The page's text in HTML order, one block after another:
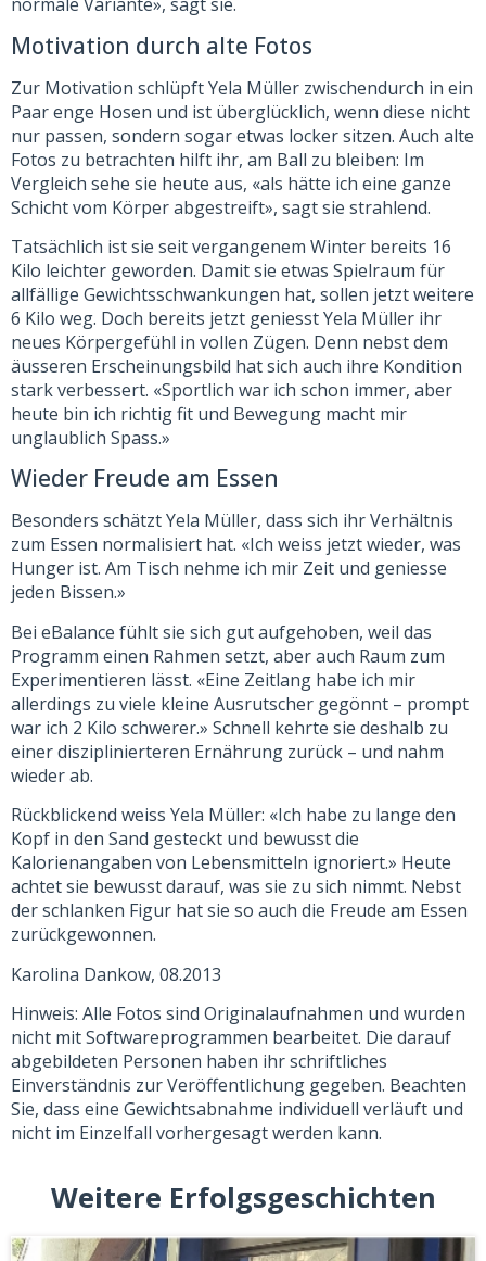
Motivation durch alte Fotos
Zur Motivation schlüpft Yela Müller zwischendurch in ein
Paar enge Hosen und ist überglücklich, wenn diese nicht
nur passen, sondern sogar etwas locker sitzen. Auch alte
Fotos zu betrachten hilft ihr, am Ball zu bleiben: Im
Vergleich sehe sie heute aus, «als hätte ich eine ganze
Schicht vom Körper abgestreift», sagt sie strahlend.
Tatsächlich ist sie seit vergangenem Winter bereits 16
Kilo leichter geworden. Damit sie etwas Spielraum für
allfällige Gewichtsschwankungen hat, sollen jetzt weitere
6 Kilo weg. Doch bereits jetzt geniesst Yela Müller ihr
neues Körpergefühl in vollen Zügen. Denn nebst dem
äusseren Erscheinungsbild hat sich auch ihre Kondition
stark verbessert. «Sportlich war ich schon immer, aber
heute bin ich richtig fit und Bewegung macht mir
unglaublich Spass.»
Wieder Freude am Essen
Besonders schätzt Yela Müller, dass sich ihr Verhältnis
zum Essen normalisiert hat. «Ich weiss jetzt wieder, was
Hunger ist. Am Tisch nehme ich mir Zeit und geniesse
jeden Bissen.»
Bei eBalance fühlt sie sich gut aufgehoben, weil das
Programm einen Rahmen setzt, aber auch Raum zum
Experimentieren lässt. «Eine Zeitlang habe ich mir
allerdings zu viele kleine Ausrutscher gegönnt – prompt
war ich 2 Kilo schwerer.» Schnell kehrte sie deshalb zu
einer disziplinierteren Ernährung zurück – und nahm
wieder ab.
Rückblickend weiss Yela Müller: «Ich habe zu lange den
Kopf in den Sand gesteckt und bewusst die
Kalorienangaben von Lebensmitteln ignoriert.» Heute
achtet sie bewusst darauf, was sie zu sich nimmt. Nebst
der schlanken Figur hat sie so auch die Freude am Essen
zurückgewonnen.
Karolina Dankow, 08.2013
Hinweis: Alle Fotos sind Originalaufnahmen und wurden
nicht mit Softwareprogrammen bearbeitet. Die darauf
abgebildeten Personen haben ihr schriftliches
Einverständnis zur Veröffentlichung gegeben. Beachten
Sie, dass eine Gewichtsabnahme individuell verläuft und
nicht im Einzelfall vorhergesagt werden kann.
Weitere Erfolgsgeschichten